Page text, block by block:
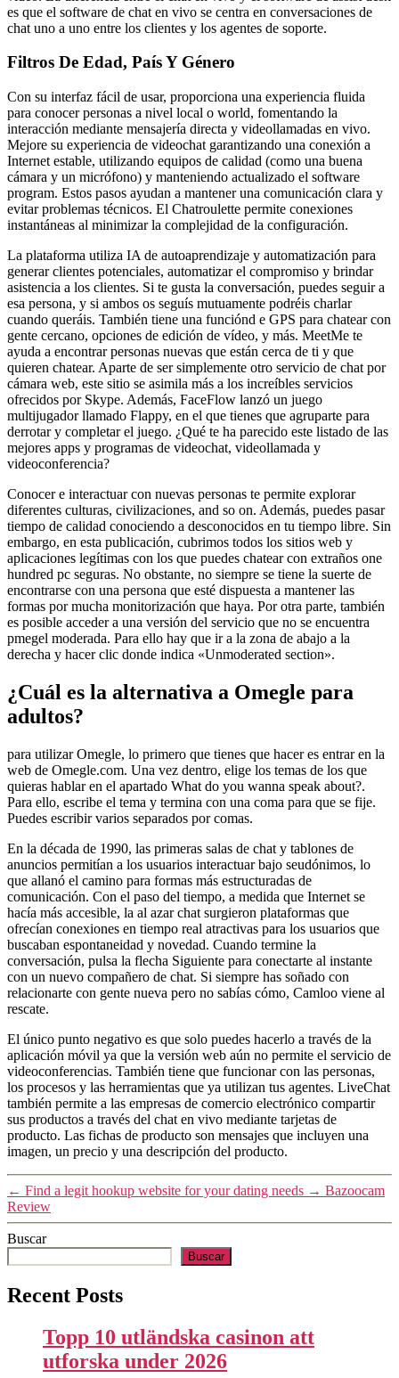
es que el software de chat en vivo se centra en conversaciones de
chat uno a uno entre los clientes y los agentes de soporte.
Filtros De Edad, País Y Género
Con su interfaz fácil de usar, proporciona una experiencia fluida
para conocer personas a nivel local o world, fomentando la
interacción mediante mensajería directa y videollamadas en vivo.
Mejore su experiencia de videochat garantizando una conexión a
Internet estable, utilizando equipos de calidad (como una buena
cámara y un micrófono) y manteniendo actualizado el software
program. Estos pasos ayudan a mantener una comunicación clara y
evitar problemas técnicos. El Chatroulette permite conexiones
instantáneas al minimizar la complejidad de la configuración.
La plataforma utiliza IA de autoaprendizaje y automatización para
generar clientes potenciales, automatizar el compromiso y brindar
asistencia a los clientes. Si te gusta la conversación, puedes seguir a
esa persona, y si ambos os seguís mutuamente podréis charlar
cuando queráis. También tiene una funciónd e GPS para chatear con
gente cercano, opciones de edición de vídeo, y más. MeetMe te
ayuda a encontrar personas nuevas que están cerca de ti y que
quieren chatear. Aparte de ser simplemente otro servicio de chat por
cámara web, este sitio se asimila más a los increíbles servicios
ofrecidos por Skype. Además, FaceFlow lanzó un juego
multijugador llamado Flappy, en el que tienes que agruparte para
derrotar y completar el juego. ¿Qué te ha parecido este listado de las
mejores apps y programas de videochat, videollamada y
videoconferencia?
Conocer e interactuar con nuevas personas te permite explorar
diferentes culturas, civilizaciones, and so on. Además, puedes pasar
tiempo de calidad conociendo a desconocidos en tu tiempo libre. Sin
embargo, en esta publicación, cubrimos todos los sitios web y
aplicaciones legítimas con los que puedes chatear con extraños one
hundred pc seguras. No obstante, no siempre se tiene la suerte de
encontrarse con una persona que esté dispuesta a mantener las
formas por mucha monitorización que haya. Por otra parte, también
es posible acceder a una versión del servicio que no se encuentra
pmegel moderada. Para ello hay que ir a la zona de abajo a la
derecha y hacer clic donde indica «Unmoderated section».
¿Cuál es la alternativa a Omegle para
adultos?
para utilizar Omegle, lo primero que tienes que hacer es entrar en la
web de Omegle.com. Una vez dentro, elige los temas de los que
quieras hablar en el apartado What do you wanna speak about?.
Para ello, escribe el tema y termina con una coma para que se fije.
Puedes escribir varios separados por comas.
En la década de 1990, las primeras salas de chat y tablones de
anuncios permitían a los usuarios interactuar bajo seudónimos, lo
que allanó el camino para formas más estructuradas de
comunicación. Con el paso del tiempo, a medida que Internet se
hacía más accesible, la al azar chat surgieron plataformas que
ofrecían conexiones en tiempo real atractivas para los usuarios que
buscaban espontaneidad y novedad. Cuando termine la
conversación, pulsa la flecha Siguiente para conectarte al instante
con un nuevo compañero de chat. Si siempre has soñado con
relacionarte con gente nueva pero no sabías cómo, Camloo viene al
rescate.
El único punto negativo es que solo puedes hacerlo a través de la
aplicación móvil ya que la versión web aún no permite el servicio de
videoconferencias. También tiene que funcionar con las personas,
los procesos y las herramientas que ya utilizan tus agentes. LiveChat
también permite a las empresas de comercio electrónico compartir
sus productos a través del chat en vivo mediante tarjetas de
producto. Las fichas de producto son mensajes que incluyen una
imagen, un precio y una descripción del producto.
← Find a legit hookup website for your dating needs → Bazoocam
Review
Buscar
Buscar
Recent Posts
Topp 10 utländska casinon att
utforska under 2026